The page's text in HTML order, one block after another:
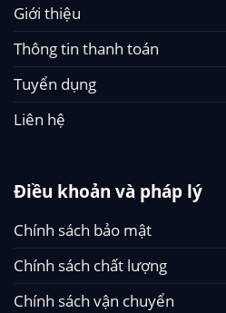
Giới thiệu
Thông tin thanh toán
Tuyển dụng
Liên hệ
Điều khoản và pháp lý
Chính sách bảo mật
Chính sách chất lượng
Chính sách vận chuyển